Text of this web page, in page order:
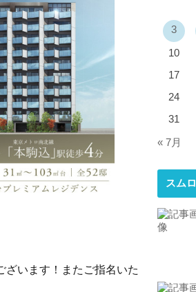
ざいます！またご指名いた
3
10
17
24
31
« 7月
スム